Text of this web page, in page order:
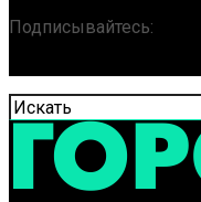
Подписывайтесь: